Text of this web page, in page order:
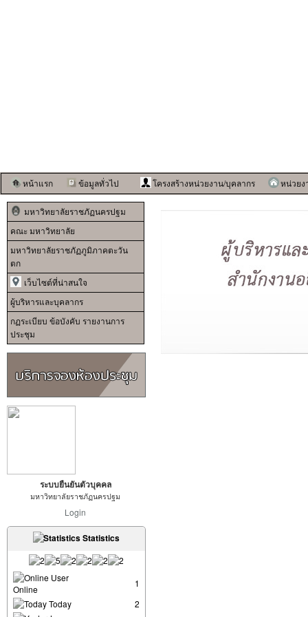
หน้าแรก ข้อมูลทั่วไป โครงสร้างหน่วยงาน/บุคลากร หน่วยง
มหาวิทยาลัยราชภัฏนครปฐม
คณะ มหาวิทยาลัย
มหาวิทยาลัยราชภัฏภูมิภาคตะวัน
ตก
เว็บไซต์ที่น่าสนใจ
ผู้บริหารและบุคลากร
กฏระเบียบ ข้อบังคับ รายงานการ
ประชุม
ระบบยืนยันตัวบุคคล
มหาวิทยาลัยราชภัฏนครปฐม
Login
Statistics
User
Online
1
Today
2